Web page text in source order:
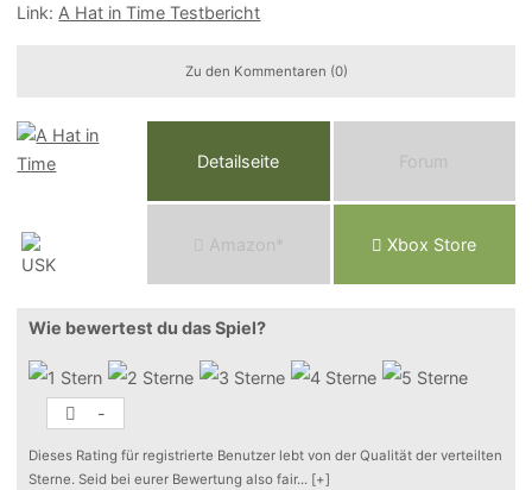
Link: A Hat in Time Testbericht
Zu den Kommentaren (0)
Detailseite Forum
Ama o n* Xbox Store
Wie bewertest du das Spiel?
-
Dieses Rating für registrierte Benutzer lebt von der Qualität der verteilten
Sterne. Seid bei eurer Bewertung also fair... [+]